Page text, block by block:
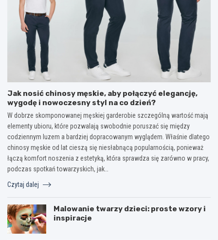
Jak nosić chinosy męskie, aby połączyć elegancję,
wygodę i nowoczesny styl na co dzień?
W dobrze skomponowanej męskiej garderobie szczególną wartość mają
elementy ubioru, które pozwalają swobodnie poruszać się między
codziennym luzem a bardziej dopracowanym wyglądem. Właśnie dlatego
chinosy męskie od lat cieszą się niesłabnącą popularnością, ponieważ
łączą komfort noszenia z estetyką, która sprawdza się zarówno w pracy,
podczas spotkań towarzyskich, jak…
Czytaj dalej
Malowanie twarzy dzieci: proste wzory i
inspiracje